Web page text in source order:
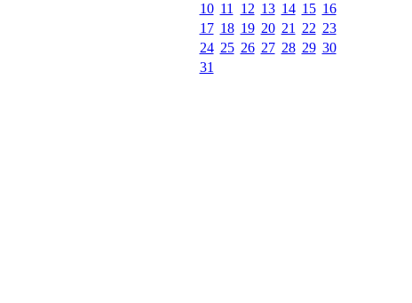
10 11 12 13 14 15 16
17 18 19 20 21 22 23
24 25 26 27 28 29 30
31